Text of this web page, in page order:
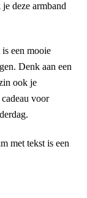
deze armband
een mooie
Denk aan een
ook je
voor
met tekst is een